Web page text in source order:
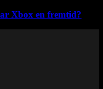
Xbox en fremtid?